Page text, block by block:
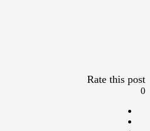
Rate this post
0